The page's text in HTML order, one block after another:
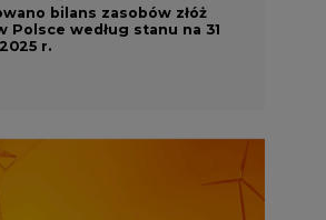
bilans zasobów złóż
Polsce według stanu na 31
r.